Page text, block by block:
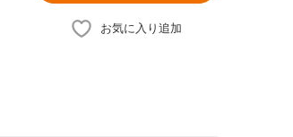
お気に入り追加